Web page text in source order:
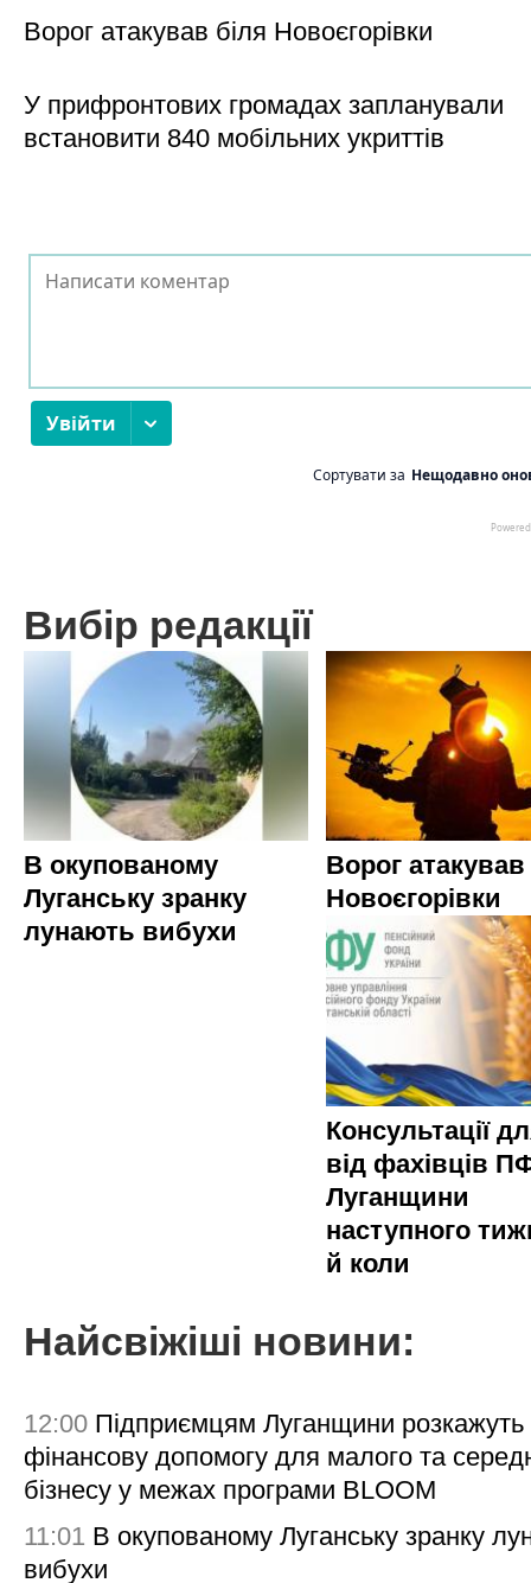
Ворог атакував біля Новоєгорівки
У прифронтових громадах запланували
встановити 840 мобільних укриттів
Вибір редакції
В окупованому
Луганську зранку
лунають вибухи
Ворог атакував
Новоєгорівки
Консультації
від фахівців
Луганщини
наступного
й коли
Найсвіжіші новини:
12:00 Підприємцям Луганщини розкажуть
фінансову допомогу для малого та
бізнесу у межах програми BLOOM
11:01 В окупованому Луганську зранку
вибухи